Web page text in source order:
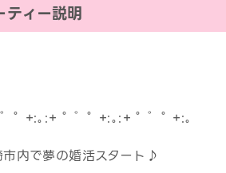
ティー説明
ﾟ +:｡:+ ﾟ ゜ﾟ +:｡:+ ﾟ ゜ﾟ +:｡
内で夢の婚活スタート♪